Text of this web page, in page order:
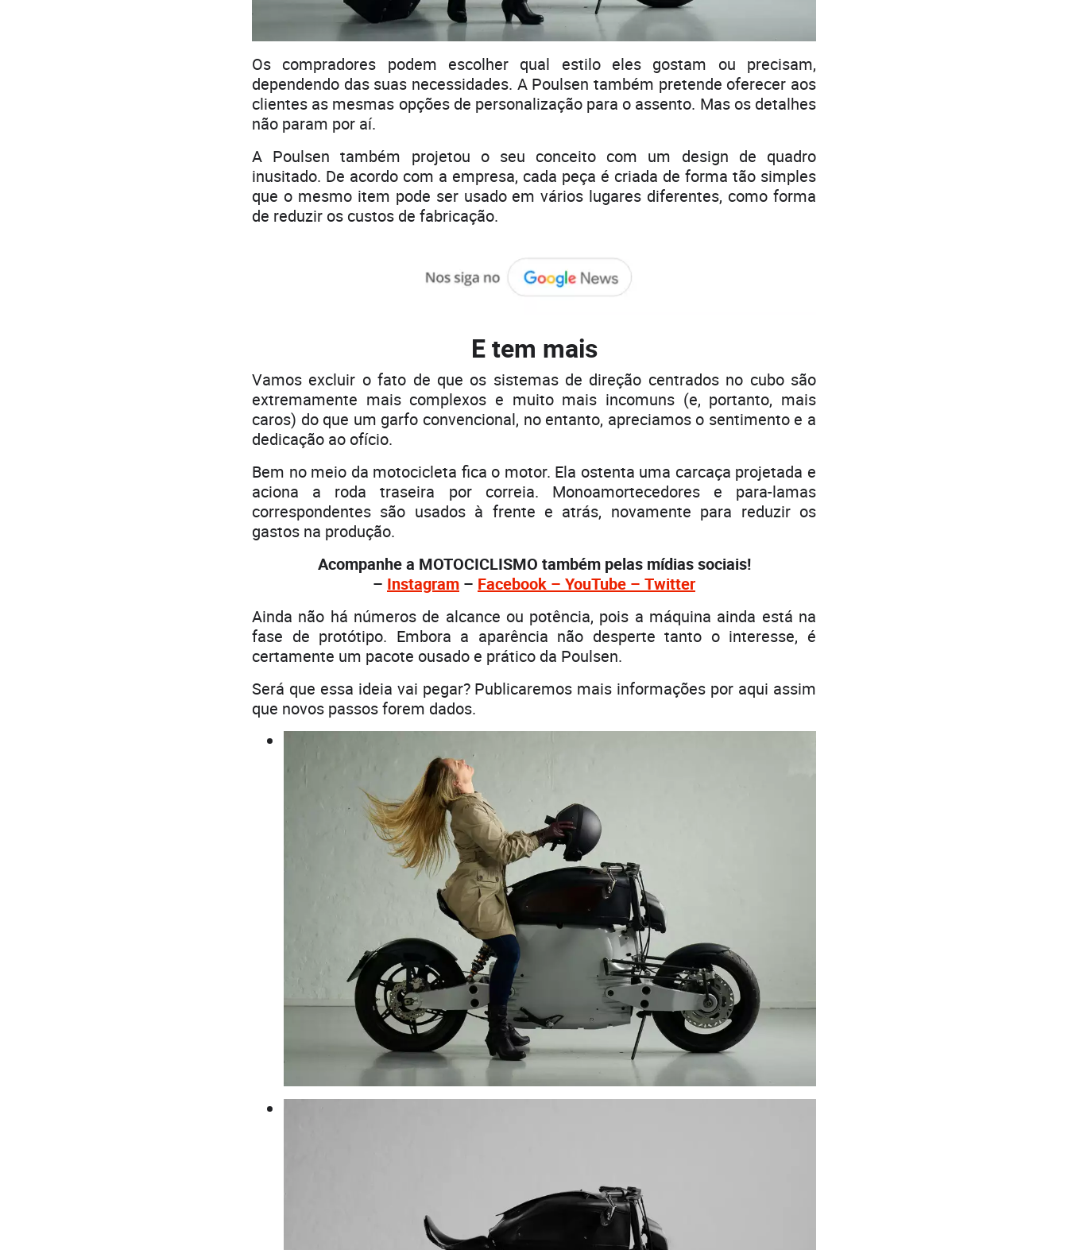
Os compradores podem escolher qual estilo eles gostam ou precisam,
dependendo das suas necessidades. A Poulsen também pretende oferecer aos
clientes as mesmas opções de personalização para o assento. Mas os detalhes
não param por aí.
A Poulsen também projetou o seu conceito com um design de quadro
inusitado. De acordo com a empresa, cada peça é criada de forma tão simples
que o mesmo item pode ser usado em vários lugares diferentes, como forma
de reduzir os custos de fabricação.
E tem mais
Vamos excluir o fato de que os sistemas de direção centrados no cubo são
extremamente mais complexos e muito mais incomuns (e, portanto, mais
caros) do que um garfo convencional, no entanto, apreciamos o sentimento e a
dedicação ao ofício.
Bem no meio da motocicleta fica o motor. Ela ostenta uma carcaça projetada e
aciona a roda traseira por correia. Monoamortecedores e para-lamas
correspondentes são usados ​​à frente e atrás, novamente para reduzir os
gastos na produção.
Acompanhe a MOTOCICLISMO também pelas mídias sociais!
– Instagram – Facebook – YouTube – Twitter
Ainda não há números de alcance ou potência, pois a máquina ainda está na
fase de protótipo. Embora a aparência não desperte tanto o interesse, é
certamente um pacote ousado e prático da Poulsen.
Será que essa ideia vai pegar? Publicaremos mais informações por aqui assim
que novos passos forem dados.